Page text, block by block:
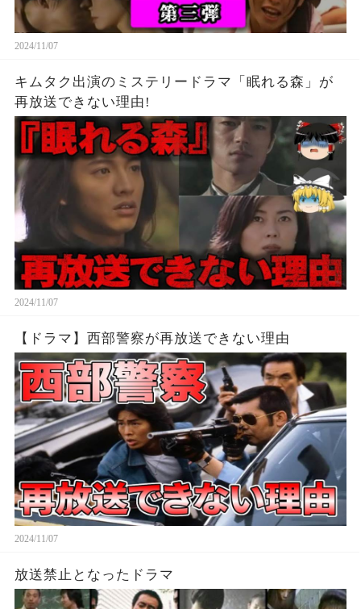
2024/11/07
キムタク出演のミステリードラマ「眠れる森」が
再放送できない理由!
2024/11/07
【ドラマ】西部警察が再放送できない理由
2024/11/07
放送禁止となったドラマ